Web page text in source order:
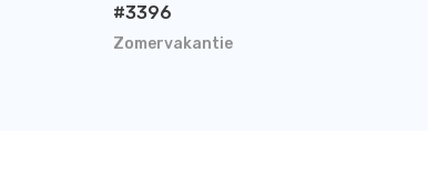
Zomervakantie
#3396